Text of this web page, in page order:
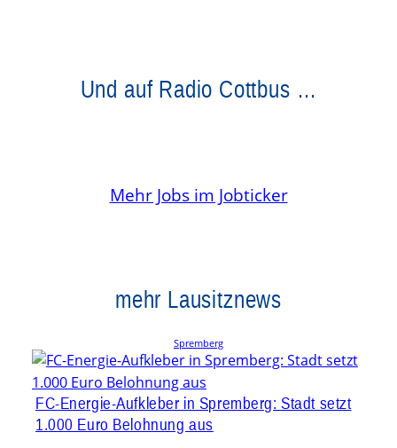
Und auf Radio Cottbus …
Mehr Jobs im Jobticker
mehr Lausitznews
Spremberg
FC-Energie-Aufkleber in Spremberg: Stadt setzt
1.000 Euro Belohnung aus